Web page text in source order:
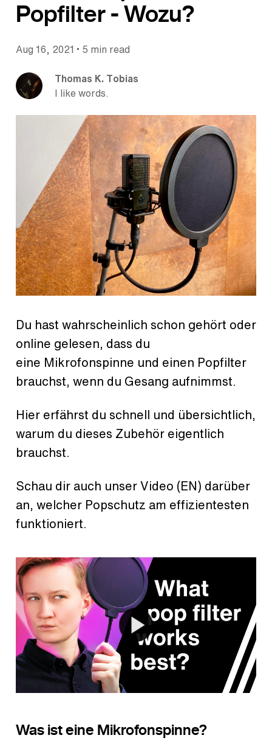
Popfilter - Wozu?
Aug 16, 2021 • 5 min read
Thomas K. Tobias
I like words.
Du hast wahrscheinlich schon gehört oder
online gelesen, dass du
eine Mikrofonspinne und einen Popfilter
brauchst, wenn du Gesang aufnimmst.
Hier erfährst du schnell und übersichtlich,
warum du dieses Zubehör eigentlich
brauchst.
Schau dir auch unser Video (EN) darüber
an, welcher Popschutz am effizientesten
funktioniert.
Was ist eine Mikrofonspinne?